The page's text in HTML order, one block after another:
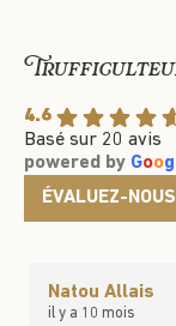
4.6
Basé sur 20 avis
powered by Goog
ÉVALUEZ-
Natou Allais
il y a 10 mois